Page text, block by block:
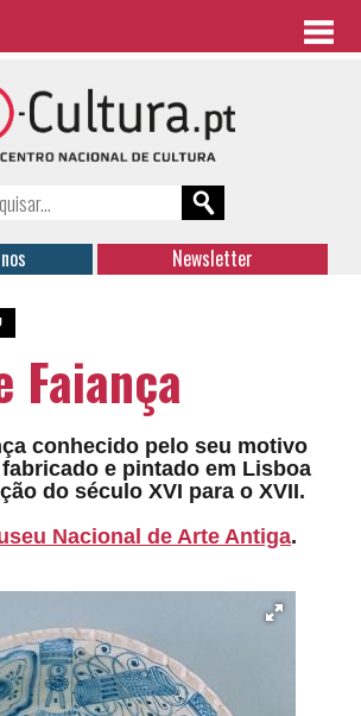
Newsletter
Faiança
conhecido pelo seu motivo
e pintado em Lisboa
do século XVI para o XVII.
Nacional de Arte Antiga.